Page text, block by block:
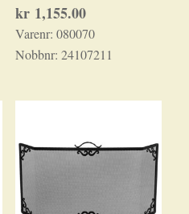
kr1,155.00
Varenr: 080070
Nobbnr: 24107211